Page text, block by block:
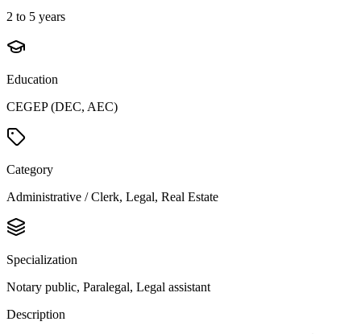
2 to 5 years
Education
CEGEP (DEC, AEC)
Category
Administrative / Clerk, Legal, Real Estate
Specialization
Notary public, Paralegal, Legal assistant
Description